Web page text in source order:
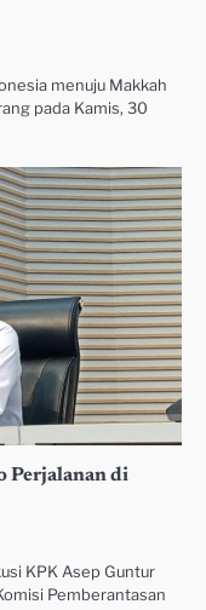
menuju Makkah
pada Kamis, 30
Perjalanan di
KPK Asep Guntur
Pemberantasan